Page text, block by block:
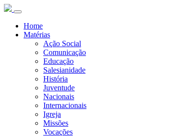
Home
Matérias
Ação Social
Comunicação
Educação
Salesianidade
História
Juventude
Nacionais
Internacionais
Igreja
Missões
Vocações